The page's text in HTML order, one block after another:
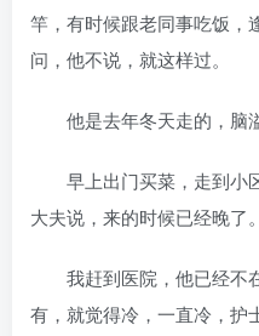
竿，有时候跟老同事吃饭，
问，他不说，就这样过。
他是去年冬天走的，脑溢
早上出门买菜，走到小
大夫说，来的时候已经晚了。
我赶到医院，他已经不
有，就觉得冷，一直冷，护